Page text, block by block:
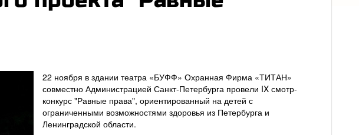
22 ноября в здании театра «БУФФ» Охранная Фирма «ТИТАН»
совместно Администрацией Санкт-Петербурга провели IX смотр-
конкурс "Равные права", ориентированный на детей с
ограниченными возможностями здоровья из Петербурга и
Ленинградской области.